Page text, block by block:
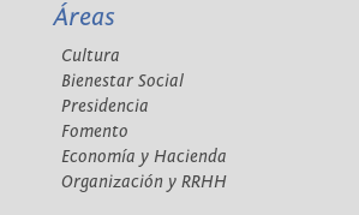
Áreas
Cultura
Bienestar Social
Presidencia
Fomento
Economía y Hacienda
Organización y RRHH